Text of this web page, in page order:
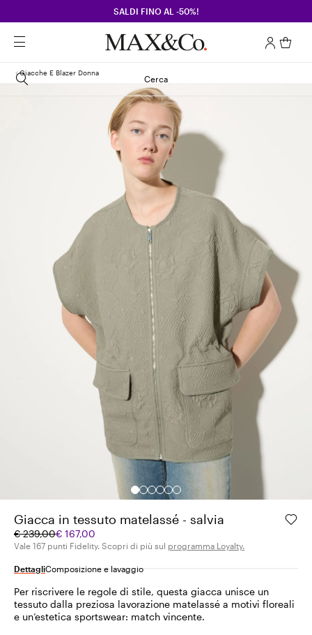
SALDI FINO AL -50%!
Cerca
Giacche E Blazer Donna
Giacca in tessuto matelassé - salvia
€ 239,00€ 167,00
Prezzo
originale
239,00
Prezzo
corrente
167,00
Vale 167 punti Fidelity. Scopri di più sul programma Loyalty.
DettagliComposizione e lavaggio
Per riscrivere le regole di stile, questa giacca unisce un
tessuto dalla preziosa lavorazione matelassé a motivi floreali
e un’estetica sportswear: match vincente.